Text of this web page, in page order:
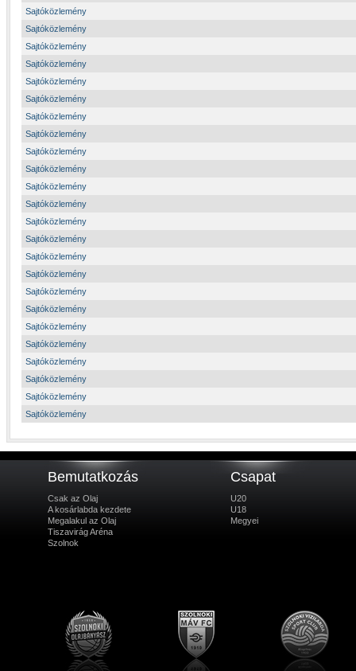
Sajtóközlemény
Sajtóközlemény
Sajtóközlemény
Sajtóközlemény
Sajtóközlemény
Sajtóközlemény
Sajtóközlemény
Sajtóközlemény
Sajtóközlemény
Sajtóközlemény
Sajtóközlemény
Sajtóközlemény
Sajtóközlemény
Sajtóközlemény
Sajtóközlemény
Sajtóközlemény
Sajtóközlemény
Sajtóközlemény
Sajtóközlemény
Sajtóközlemény
Sajtóközlemény
Sajtóközlemény
Sajtóközlemény
Sajtóközlemény
Bemutatkozás
Csak az Olaj
A kosárlabda kezdete
Megalakul az Olaj
Tiszavirág Aréna
Szolnok
Csapat
U20
U18
Megyei